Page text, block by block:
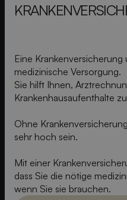
Eine
medizinische Versorgung.
Sie hilft Ihnen,
Krankenhausaufenthalte
Ohne
sehr hoch sein.
Mit einer
dass Sie die nötige
wenn Sie sie brauchen.